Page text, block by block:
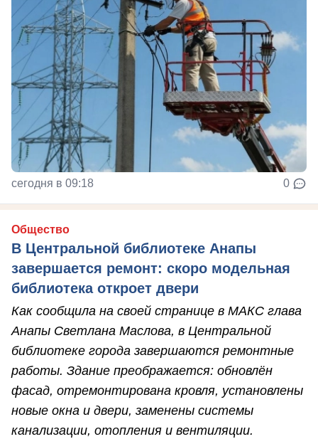
сегодня в 09:18 0
Общество
В Центральной библиотеке Анапы
завершается ремонт: скоро модельная
библиотека откроет двери
Как сообщила на своей странице в МАКС глава
Анапы Светлана Маслова, в Центральной
библиотеке города завершаются ремонтные
работы. Здание преображается: обновлён
фасад, отремонтирована кровля, установлены
новые окна и двери, заменены системы
канализации, отопления и вентиляции.